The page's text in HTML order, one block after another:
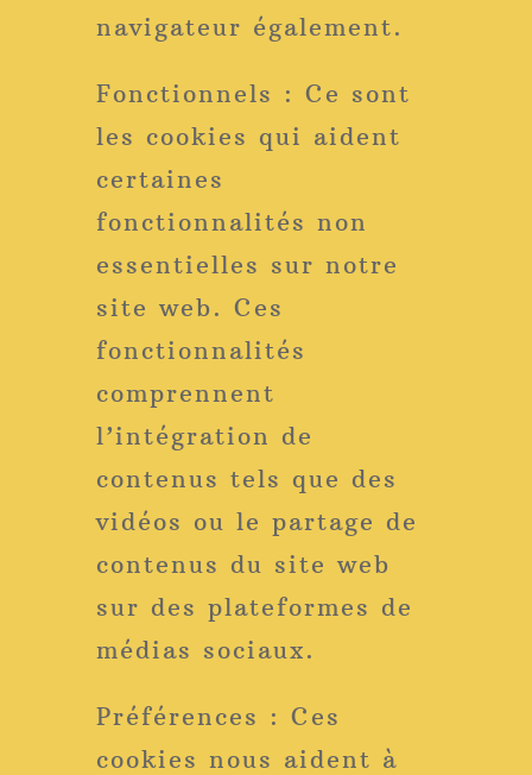
navigateur également.
Fonctionnels : Ce sont
les cookies qui aident
certaines
fonctionnalités non
essentielles sur notre
site web. Ces
fonctionnalités
comprennent
l’intégration de
contenus tels que des
vidéos ou le partage de
contenus du site web
sur des plateformes de
médias sociaux.
Préférences : Ces
cookies nous aident à